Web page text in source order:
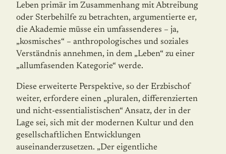
Leben primär im Zusammenhang mit Abtreibung
oder Sterbehilfe zu betrachten, argumentierte er,
die Akademie müsse ein umfassenderes – ja,
„kosmisches“ – anthropologisches und soziales
Verständnis anneh­men, in dem „Leben“ zu einer
„allumfasenden Kategorie“ werde.
Diese erweiterte Perspektive, so der Erzbischof
weiter, erfordere einen „pluralen, diffe­renzierten
und nicht-essentialistischen“ Ansatz, der in der
Lage sei, sich mit der moder­nen Kultur und den
gesellschaftlichen Entwicklungen
auseinanderzusetzen. „Der ei­gent­liche